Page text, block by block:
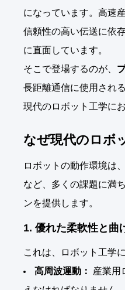
になっています。高速
信頼性の高い伝送に依
に直面しています。
そこで登場するのが、
長距離通信に使用され
現代のロボット工学に
なぜ現代のロボ
ロボットの動作環境は
など、多くの課題に満
ンを提供します。
1. 優れた柔軟性と曲
これは、ロボット工学
高周波運動：
産業用